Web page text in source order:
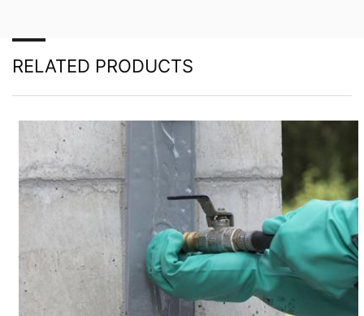
RELATED PRODUCTS